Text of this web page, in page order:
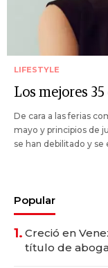
LIFESTYLE
Los mejores
De cara a las ferias
mayo y principios de
se han debilitado y se
Popular
1. Creció en
título de